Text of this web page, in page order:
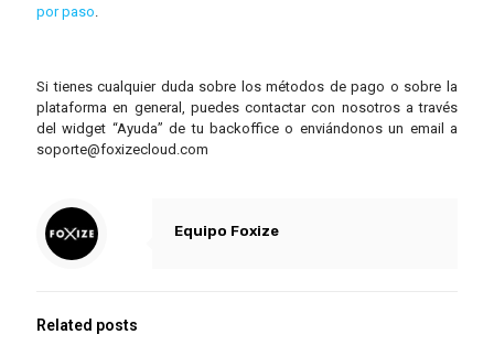
por paso
Si tienes cualquier duda sobre los métodos de pago o sobre la
plataforma en general, puedes contactar con nosotros a través
del widget “Ayuda” de tu backoffice o enviándonos un email a
soporte@foxizecloud.com
Equipo Foxize
Related posts